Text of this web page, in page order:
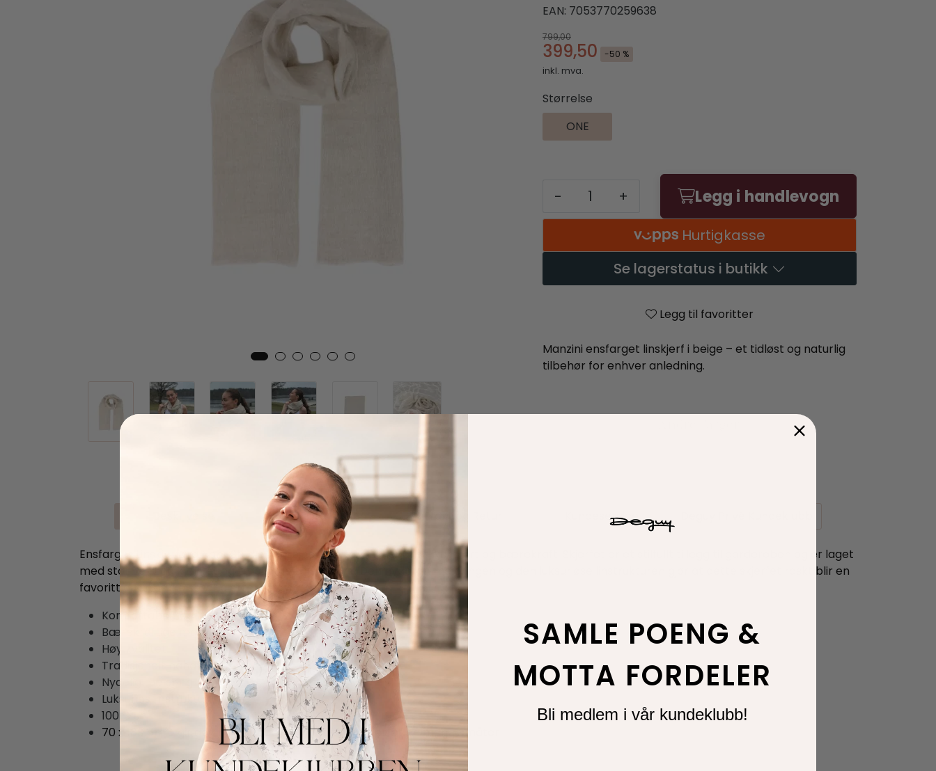
EAN: 7053770259638
799,00
399,50 -50 %
inkl. mva.
Størrelse
ONE
- + Legg i handlevogn
Hurtigkasse
Se lagerstatus i butikk
Legg til favoritter
Manzini ensfarget linskjerf i beige – et tidløst og naturlig
tilbehør for enhver anledning.
Spesifikasjoner Kundeservice
Ensfarget Linskjerf fra Nohr Studio kombinerer naturlig eleganse, komfort og bærekraft. Skjerfet er et stilfullt tillegg til garderoben og er laget
med stor vekt på kvalitet og tradisjonelt håndverk. Den nydelige meleringen og den luksuriøse linstrukturen gjør at dette skjerfet raskt blir en
favoritt du vil bruke sesong etter sesong.
Komfortabelt og lett
Bærekraftige materialer
Høy kvalitet
Tradisjonelt håndverk
Nydelig melering
Luksuriøs linstruktur
100 % Lin
70 x 180 cm – gir deg rikelig med stoff til å style skjerfet på mange måter
SAMLE POENG &
MOTTA FORDELER
Bli medlem i vår kundeklubb!